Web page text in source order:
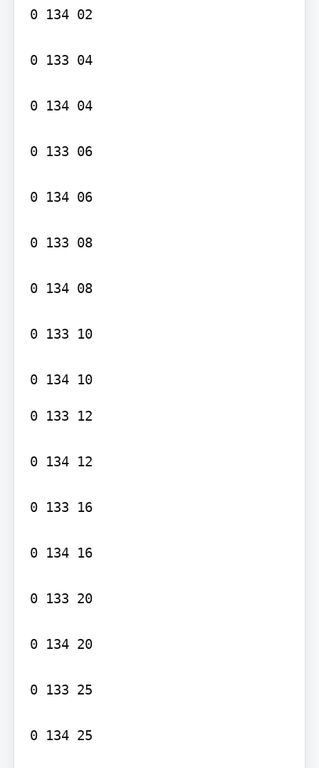
0 134 02
0 133 04
0 134 04
0 133 06
0 134 06
0 133 08
0 134 08
0 133 10
0 134 10
0 133 12
0 134 12
0 133 16
0 134 16
0 133 20
0 134 20
0 133 25
0 134 25